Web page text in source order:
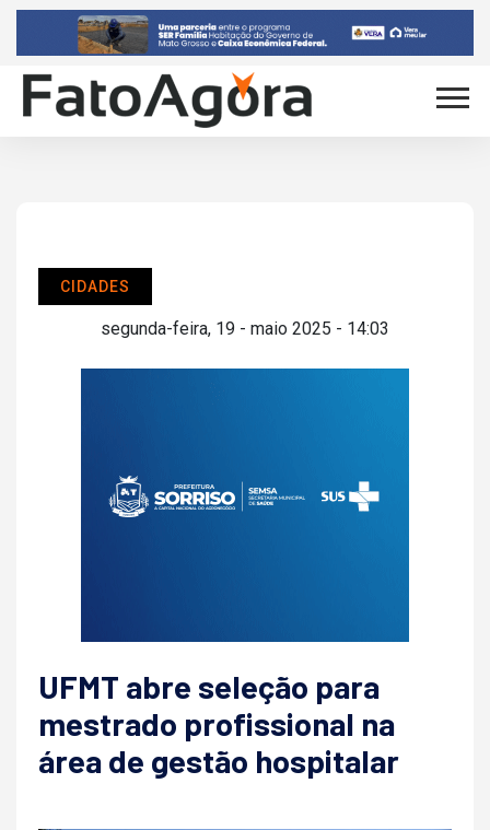
CIDADES
segunda-feira, 19 - maio 2025 - 14:03
UFMT abre seleção para
mestrado profissional na
área de gestão hospitalar